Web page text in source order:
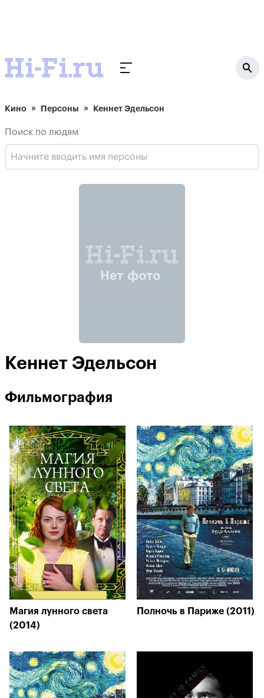
Кино Персоны Кеннет Эдельсон
Поиск по людям
Кеннет Эдельсон
Фильмография
Магия лунного света
(2014)
Полночь в Париже (2011)